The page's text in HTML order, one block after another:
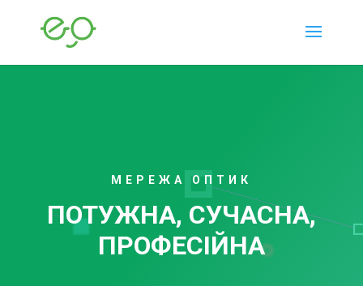
МЕРЕЖА ОПТИК
ПОТУЖНА, СУЧАСНА,
ПРОФЕСІЙНА